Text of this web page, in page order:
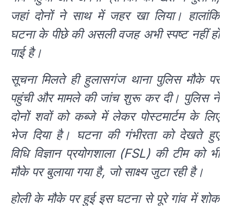
जहां दोनों ने साथ में जहर खा लिया। हालांकि
घटना के पीछे की असली वजह अभी स्पष्ट नहीं हो
पाई है।
सूचना मिलते ही हुलासगंज थाना पुलिस मौके पर
पहुंची और मामले की जांच शुरू कर दी। पुलिस ने
दोनों शवों को कब्जे में लेकर पोस्टमार्टम के लिए
भेज दिया है। घटना की गंभीरता को देखते हुए
विधि विज्ञान प्रयोगशाला (FSL) की टीम को भी
मौके पर बुलाया गया है, जो साक्ष्य जुटा रही है।
होली के मौके पर हुई इस घटना से पूरे गांव में शोक